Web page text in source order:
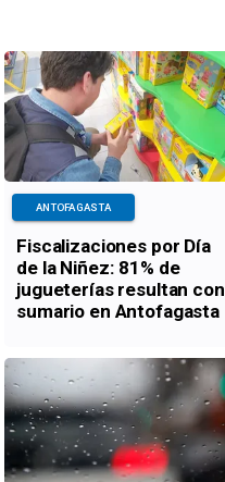
Fiscalizaciones por Día
de la Niñez: 81% de
jugueterías resultan con
sumario en Antofagasta
ANTOFAGASTA